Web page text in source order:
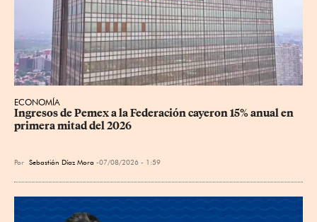
ECONOMÍA
Ingresos de Pemex a la Federación cayeron 15% anual en
primera mitad del 2026
Por Sebastián Díaz Mora 07/08/2026 - 1:59